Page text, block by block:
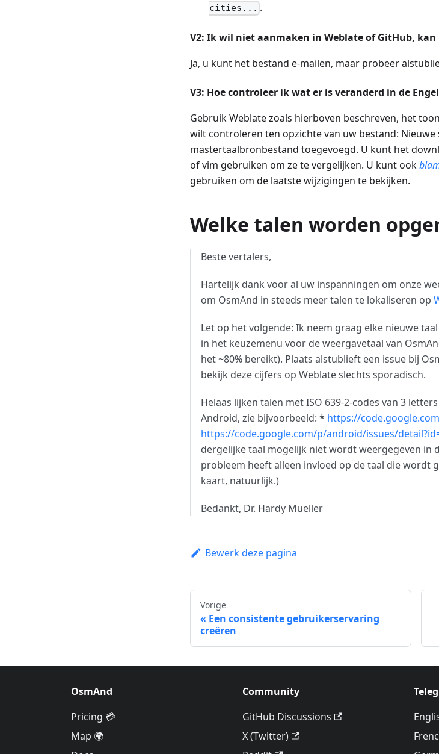
cities... .
V2: Ik wil niet aanmaken in Weblate of GitHub,
Ja, u kunt het bestand e-mailen, maar probeer
V3: Hoe controleer ik wat er is veranderd in de
Gebruik Weblate zoals hierboven beschreven, het
wilt controleren ten opzichte van uw bestand:
mastertaalbronbestand toegevoegd. U kunt het
of vim gebruiken om ze te vergelijken. U kunt ook
gebruiken om de laatste wijzigingen te bekijken.
Welke talen worden
Beste vertalers,
Hartelijk dank voor al uw inspanningen om onze
om OsmAnd in steeds meer talen te lokaliseren op
Let op het volgende: Ik neem graag elke nieuwe
in het keuzemenu voor de weergavetaal van
het ~80% bereikt). Plaats alstublieft een issue bij
bekijk deze cijfers op Weblate slechts sporadisch.
Helaas lijken talen met ISO 639-2-codes van 3
Android, zie bijvoorbeeld: * https://
https://code.google.com/p/android/issues/
dergelijke taal mogelijk niet wordt weergegeven in
probleem heeft alleen invloed op de taal die wordt
kaart, natuurlijk.)
Bedankt, Dr. Hardy Mueller
Bewerk deze pagina
Vorige
Een consistente gebruikerservaring
creëren
OsmAnd
Pricing 💳
Map 🌍
Community
GitHub Discussions
X (Twitter)